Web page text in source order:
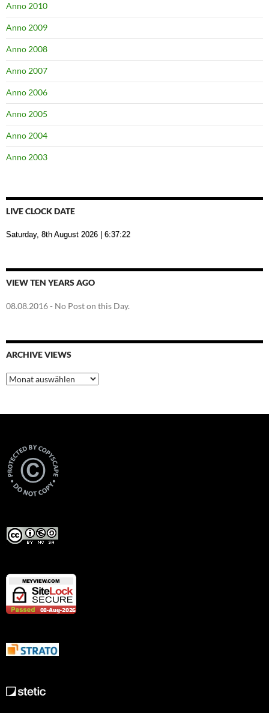
Anno 2010
Anno 2009
Anno 2008
Anno 2007
Anno 2006
Anno 2005
Anno 2004
Anno 2003
LIVE CLOCK DATE
Saturday, 8th August 2026 | 6:37:23
VIEW TEN YEARS AGO
08.08.2016- No Post on this Day.
ARCHIVE VIEWS
Archive
Views